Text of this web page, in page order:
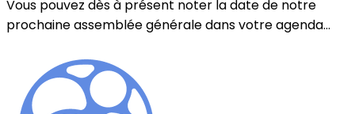
Vous pouvez dès à présent noter la date de notre
prochaine assemblée générale dans votre agenda...